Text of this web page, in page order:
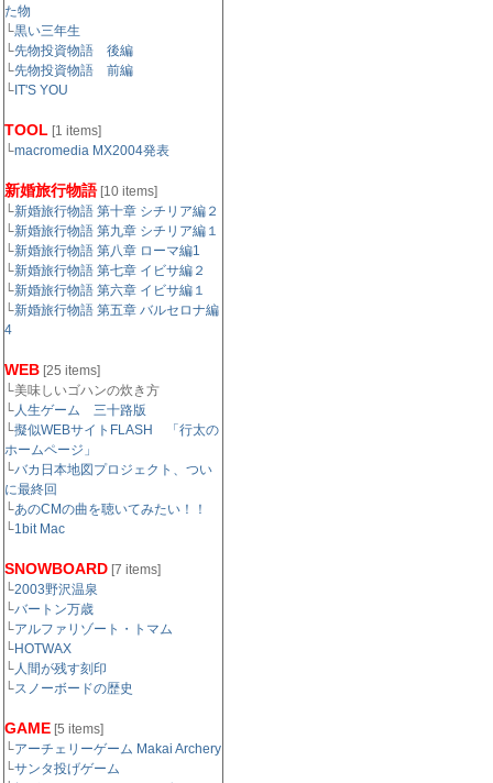
た物
└黒い三年生
└先物投資物語 後編
└先物投資物語 前編
└ IT'S YOU
TOOL [1 items]
└macromedia MX2004発表
新婚旅行物語 [10 items]
└新婚旅行物語 第十章 シチリア編２
└新婚旅行物語 第九章 シチリア編１
└新婚旅行物語 第八章 ローマ編1
└新婚旅行物語 第七章 イビサ編２
└新婚旅行物語 第六章 イビサ編１
└新婚旅行物語 第五章 バルセロナ編
4
WEB [25 items]
└美味しいゴハンの炊き方
└人生ゲーム 三十路版
└擬似WEBサイトFLASH 「行太の
ホームページ」
└バカ日本地図プロジェクト、つい
に最終回
└あのCMの曲を聴いてみたい！！
└1bit Mac
SNOWBOARD [7 items]
└2003野沢温泉
└バートン万歳
└アルファリゾート・トマム
└HOTWAX
└人間が残す刻印
└スノーボードの歴史
GAME [5 items]
└アーチェリーゲーム Makai Archery
└サンタ投げゲーム